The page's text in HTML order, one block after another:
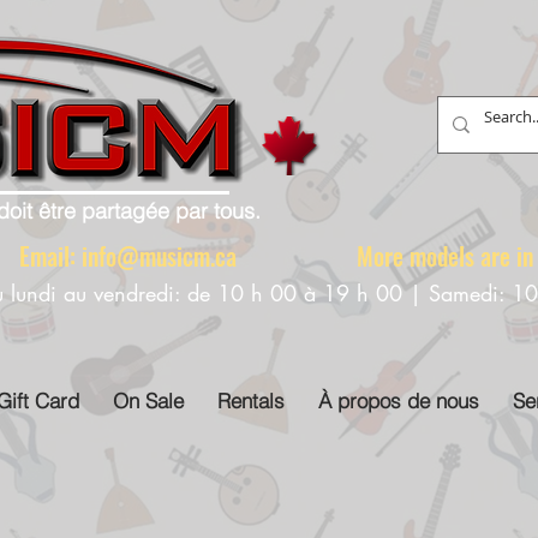
être partagée par tous.
Email: info@musicm.ca More models are in
lundi au vendredi: de 10 h 00 à 19 h 00 | Samedi:
Card On Sale Rentals À propos de nous